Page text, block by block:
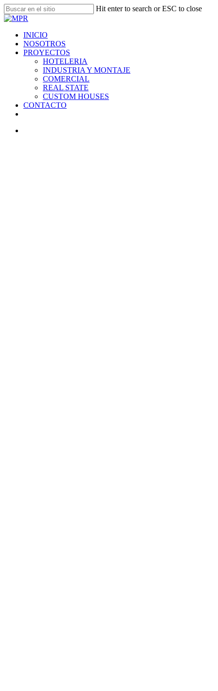
Skip
to
content
Hit enter to search or ESC to close
Close
search
Menu
INICIO
NOSOTROS
PROYECTOS
HOTELERIA
INDUSTRIA Y MONTAJE
COMERCIAL
REAL STATE
CUSTOM HOUSES
CONTACTO